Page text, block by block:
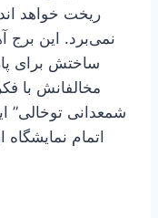
ریخت خواهد
نمی‌برد. این برج
ساختش برای
مخالفانش با
شمعدانی
اتمام